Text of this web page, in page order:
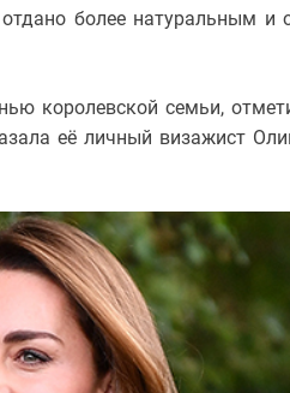
более натуральным
королевской семьи,
её личный визажист